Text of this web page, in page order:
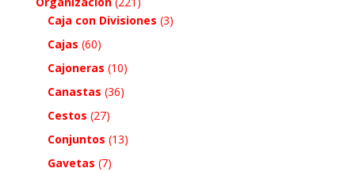
Caja con Divisiones (3)
Cajas (60)
Cajoneras (10)
Canastas (36)
Cestos (27)
Conjuntos (13)
Gavetas (7)